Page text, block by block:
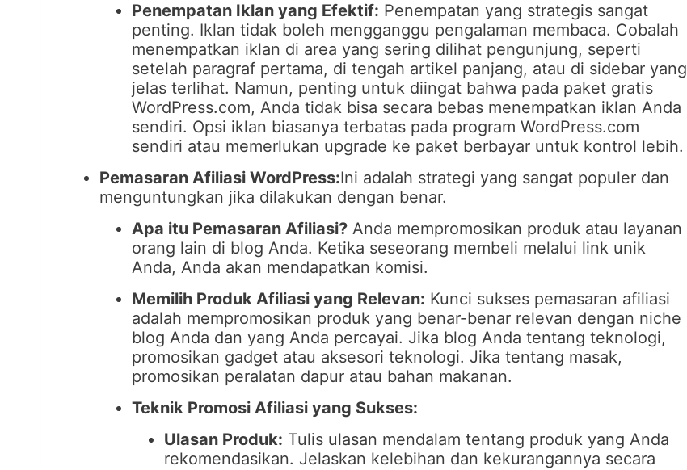
Penempatan Iklan yang Efektif: Penempatan yang strategis sangat
penting. Iklan tidak boleh mengganggu pengalaman membaca. Cobalah
menempatkan iklan di area yang sering dilihat pengunjung, seperti
setelah paragraf pertama, di tengah artikel panjang, atau di sidebar yang
jelas terlihat. Namun, penting untuk diingat bahwa pada paket gratis
WordPress.com, Anda tidak bisa secara bebas menempatkan iklan Anda
sendiri. Opsi iklan biasanya terbatas pada program WordPress.com
sendiri atau memerlukan upgrade ke paket berbayar untuk kontrol lebih.
Pemasaran Afiliasi WordPress:Ini adalah strategi yang sangat populer dan
menguntungkan jika dilakukan dengan benar.
Apa itu Pemasaran Afiliasi? Anda mempromosikan produk atau layanan
orang lain di blog Anda. Ketika seseorang membeli melalui link unik
Anda, Anda akan mendapatkan komisi.
Memilih Produk Afiliasi yang Relevan: Kunci sukses pemasaran afiliasi
adalah mempromosikan produk yang benar-benar relevan dengan niche
blog Anda dan yang Anda percayai. Jika blog Anda tentang teknologi,
promosikan gadget atau aksesori teknologi. Jika tentang masak,
promosikan peralatan dapur atau bahan makanan.
Teknik Promosi Afiliasi yang Sukses:
Ulasan Produk: Tulis ulasan mendalam tentang produk yang Anda
rekomendasikan. Jelaskan kelebihan dan kekurangannya secara